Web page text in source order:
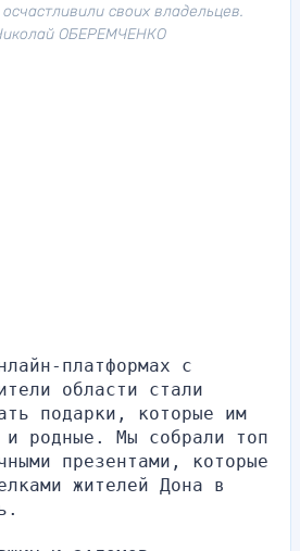
своих владельцев.
ОБЕРЕМЧЕНКО
платформах с
области стали
подарки, которые им
и родные. Мы собрали топ
презентами, которые
жителей Дона в